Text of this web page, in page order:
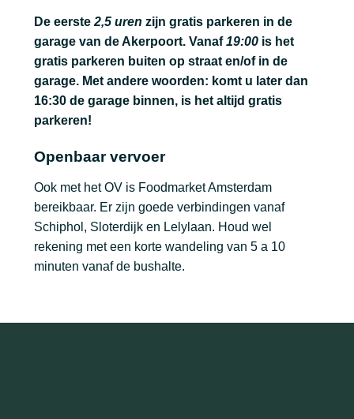
De eerste2,5 uren zijn gratis parkeren in de
garage van de Akerpoort. Vanaf19:00 is het
gratis parkeren buiten op straat en/of in de
garage. Met andere woorden: komt u later dan
16:30 de garage binnen, is het altijd gratis
parkeren!
Openbaar vervoer
Ook met het OV is Foodmarket Amsterdam
bereikbaar. Er zijn goede verbindingen vanaf
Schiphol, Sloterdijk en Lelylaan. Houd wel
rekening met een korte wandeling van 5 a 10
minuten vanaf de bushalte.